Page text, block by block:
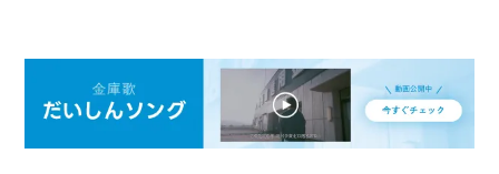
社長等になりすましたメールや、ＬＩＮＥグループ作成
を要する詐欺メールにご注意ください
信用金庫を騙る詐欺電話に関する注意喚起について